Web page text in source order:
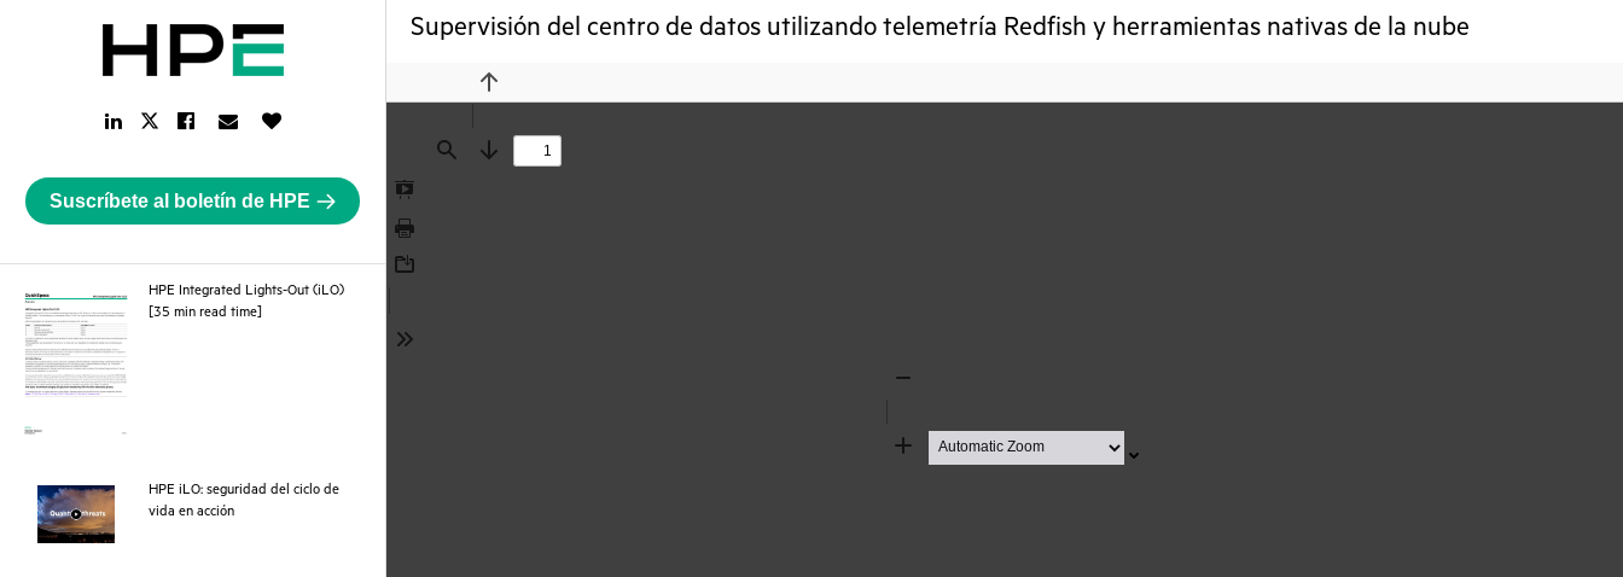
Find
Previous
Next
Presentation
Mode
Print
Supervisión del centro de datos utilizando telemetría Redfish y herramientas nativas de la nube
LinkedIn
Link
TwitterFacebook
Link
Email
Link
Suscríbete al boletín de HPE
HPE Integrated Lights-Out (iLO)
[35 min read time]
HPE iLO: seguridad del ciclo de
vida en acciónwebpage